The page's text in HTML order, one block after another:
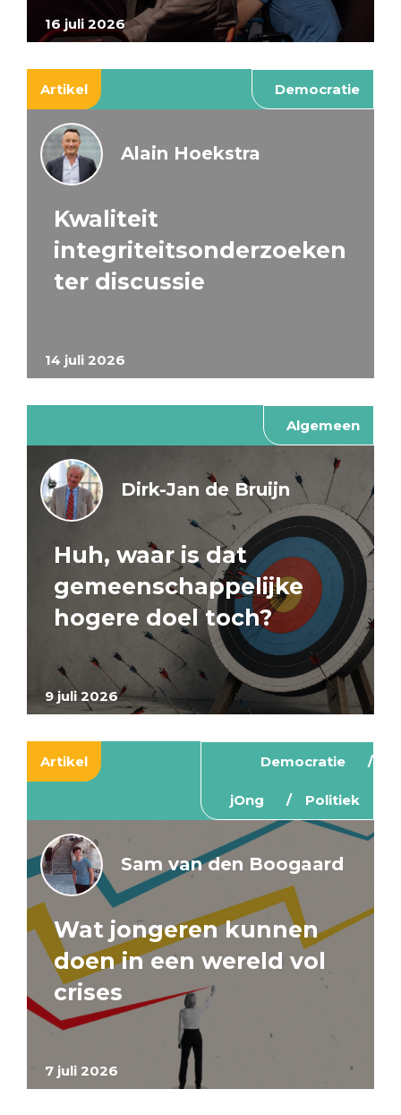
16 juli 2026
Artikel Democratie
14 juli 2026
Alain Hoekstra
Kwaliteit
integriteitsonderzoeken
ter discussie
Algemeen
9 juli 2026
Dirk-Jan de Bruijn
Huh, waar is dat
gemeenschappelijke
hogere doel toch?
Artikel Democratie
jOng Politiek
7 juli 2026
Sam van den Boogaard
Wat jongeren kunnen
doen in een wereld vol
crises